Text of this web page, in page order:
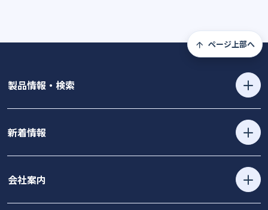
ページ上部へ
製品情報・検索
新着情報
会社案内